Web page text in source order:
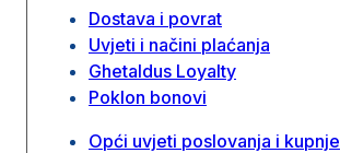
Dostava i povrat
Uvjeti i načini plaćanja
Ghetaldus Loyalty
Poklon bonovi
Opći uvjeti poslovanja i kupnje